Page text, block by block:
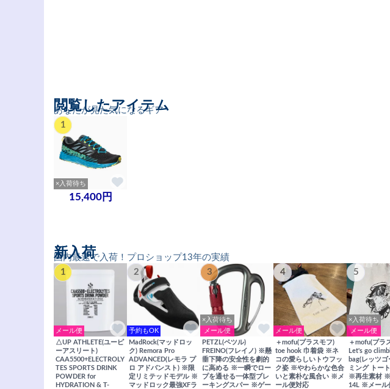
あなたが見た気になるギア
閲覧したアイテム
1
×入荷待ち
15,400円
国内最速で入荷！プロショップ13年の実績
新入荷
1
メール便
△UP ATHLETE(ユーピ
ーアスリート)
CAA5500+ELECTROLY
TES SPORTS DRINK
POWDER for
HYDRATION & T-
2
予約もOK
MadRock(マッドロッ
ク) Remora Pro
ADVANCED(レモラ プ
ロ アドバンスト) ※限
定リミテッドモデル ※
マッドロック最強XFラ
3
×入荷待ち
メール便
PETZL(ペツル)
FREINO(フレイノ) ※懸
垂下降の安全性を劇的
に高める ※一瞬でロー
プを通せる一体型ブレ
ーキングスパー ※ゲー
4
メール便
＋mofu(プラスモフ)
toe hook 巾着袋 ※ネ
コの愛らしいトウフッ
ク姿 ※やわらかな色合
いと素朴な風合い ※メ
ール便対応
5
×入荷待ち
メール便
＋mofu(プラ
Let's go
bag(レッツゴ
ミング トー
※再生素材 ※
14L ※メール